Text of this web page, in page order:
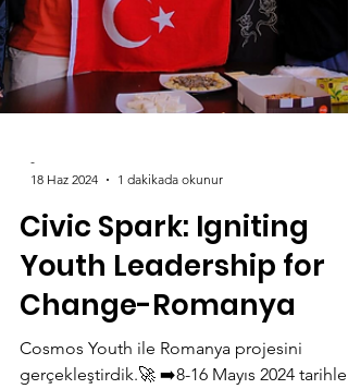
-
1 dakikada okunur